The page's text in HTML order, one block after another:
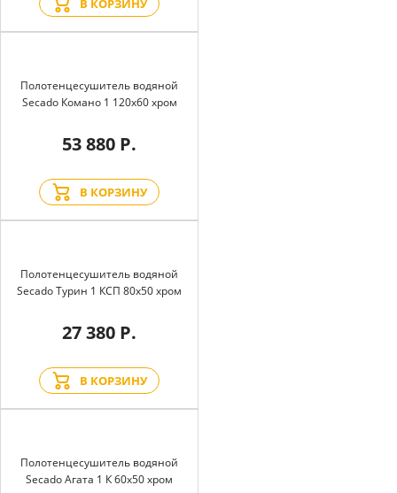
В КОРЗИНУ
Полотенцесушитель водяной
Secado Комано 1 120x60 хром
53 880 Р.
В КОРЗИНУ
Полотенцесушитель водяной
Secado Турин 1 КСП 80x50 хром
27 380 Р.
В КОРЗИНУ
Полотенцесушитель водяной
Secado Агата 1 К 60x50 хром